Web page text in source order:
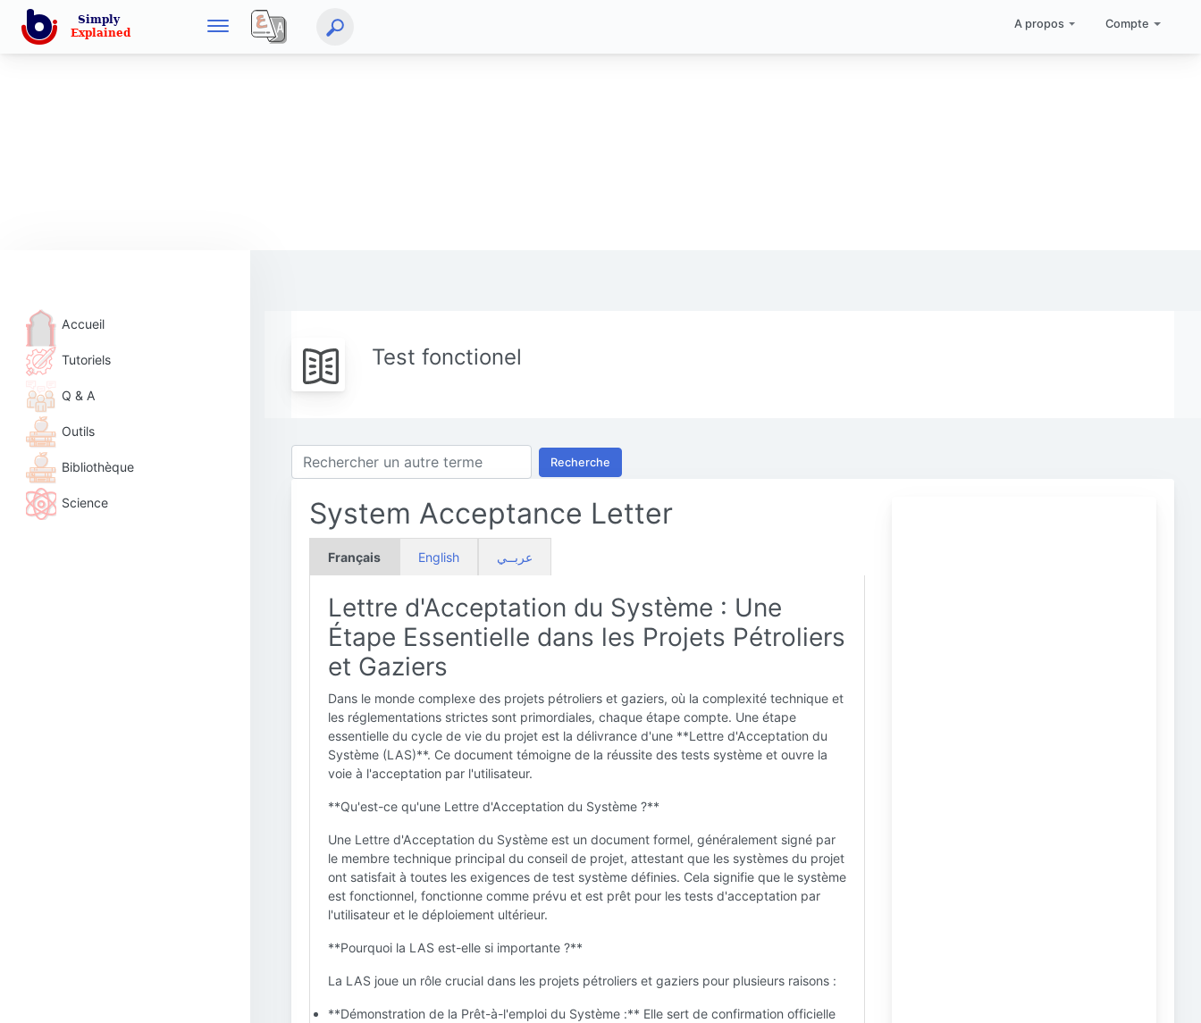
A propos Compte
Accueil
Tutoriels
Q & A
Outils
Bibliothèque
Science
Test fonctionel
Recherche
System Acceptance Letter
Français English عربــي
Lettre d'Acceptation du Système : Une
Étape Essentielle dans les Projets Pétroliers
et Gaziers
Dans le monde complexe des projets pétroliers et gaziers, où la complexité technique et
les réglementations strictes sont primordiales, chaque étape compte. Une étape
essentielle du cycle de vie du projet est la délivrance d'une **Lettre d'Acceptation du
Système (LAS)**. Ce document témoigne de la réussite des tests système et ouvre la
voie à l'acceptation par l'utilisateur.
**Qu'est-ce qu'une Lettre d'Acceptation du Système ?**
Une Lettre d'Acceptation du Système est un document formel, généralement signé par
le membre technique principal du conseil de projet, attestant que les systèmes du projet
ont satisfait à toutes les exigences de test système définies. Cela signifie que le système
est fonctionnel, fonctionne comme prévu et est prêt pour les tests d'acceptation par
l'utilisateur et le déploiement ultérieur.
**Pourquoi la LAS est-elle si importante ?**
La LAS joue un rôle crucial dans les projets pétroliers et gaziers pour plusieurs raisons :
**Démonstration de la Prêt-à-l'emploi du Système :** Elle sert de confirmation officielle